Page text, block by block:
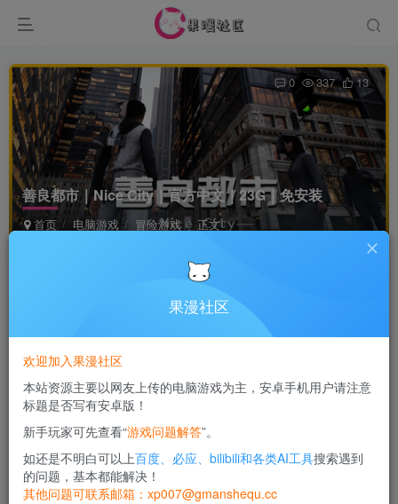
善良都市｜Nice City｜官方中文｜23G｜免安装
首页 电脑游戏 冒险游戏 正文
0 337 13
此内容为付费资源，请付费后查看
10
黄金会员免费
果漫社区
欢迎加入果漫社区
本站资源主要以网友上传的电脑游戏为主，安卓手机用户请注意
标题是否写有安卓版！
新手玩家可先查看“游戏问题解答”。
如还是不明白可以上百度、必应、bilibili和各类AI工具搜索遇到
的问题，基本都能解决！
其他问题可联系邮箱：xp007@gmanshequ.cc